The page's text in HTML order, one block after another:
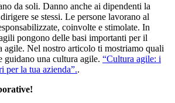
da soli. Danno anche ai dipendenti la
se stessi. Le persone lavorano al
coinvolte e stimolate. In
pongono delle basi importanti per il
agile. Nel nostro articolo ti mostriamo quali
guidano una cultura agile. “Cultura agile: i
per la tua azienda”..